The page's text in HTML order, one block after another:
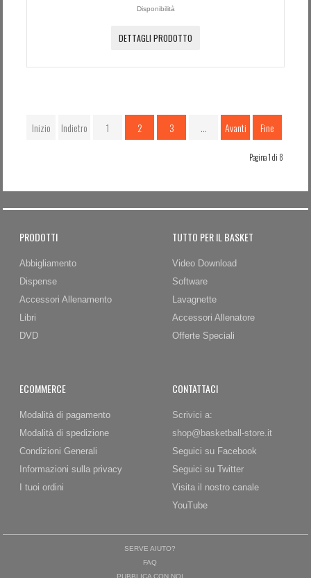
Disponibilità
DETTAGLI PRODOTTO
Inizio Indietro 1 2 3 … Avanti Fine
Pagina 1 di 8
PRODOTTI
Abbigliamento
Dispense
Accessori Allenamento
Libri
DVD
TUTTO PER IL BASKET
Video Download
Software
Lavagnette
Accessori Allenatore
Offerte Speciali
ECOMMERCE
Modalità di pagamento
Modalità di spedizione
Condizioni Generali
Informazioni sulla privacy
I tuoi ordini
CONTATTACI
Scrivici a:
shop@basketball-store.it
Seguici su Facebook
Seguici su Twitter
Visita il nostro canale
YouTube
SERVE AIUTO?
FAQ
PUBBLICA CON NOI